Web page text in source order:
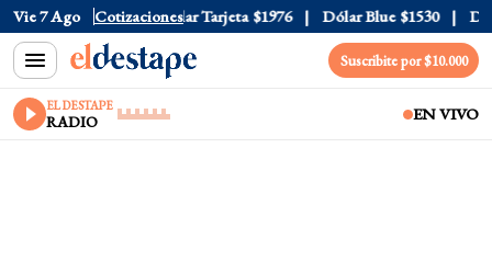
Vie 7 Ago Cotizaciones
Oficial $1520 Dólar Tarjeta $1976 Dólar Blue $1530 Dólar
Suscribite por $10.000
EL DESTAPE
RADIO EN VIVO